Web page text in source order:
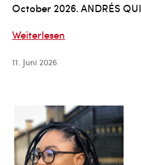
October 2026. ANDRÉS
Weiterlesen
LIA-
Leipzig
International
11. Juni 2026